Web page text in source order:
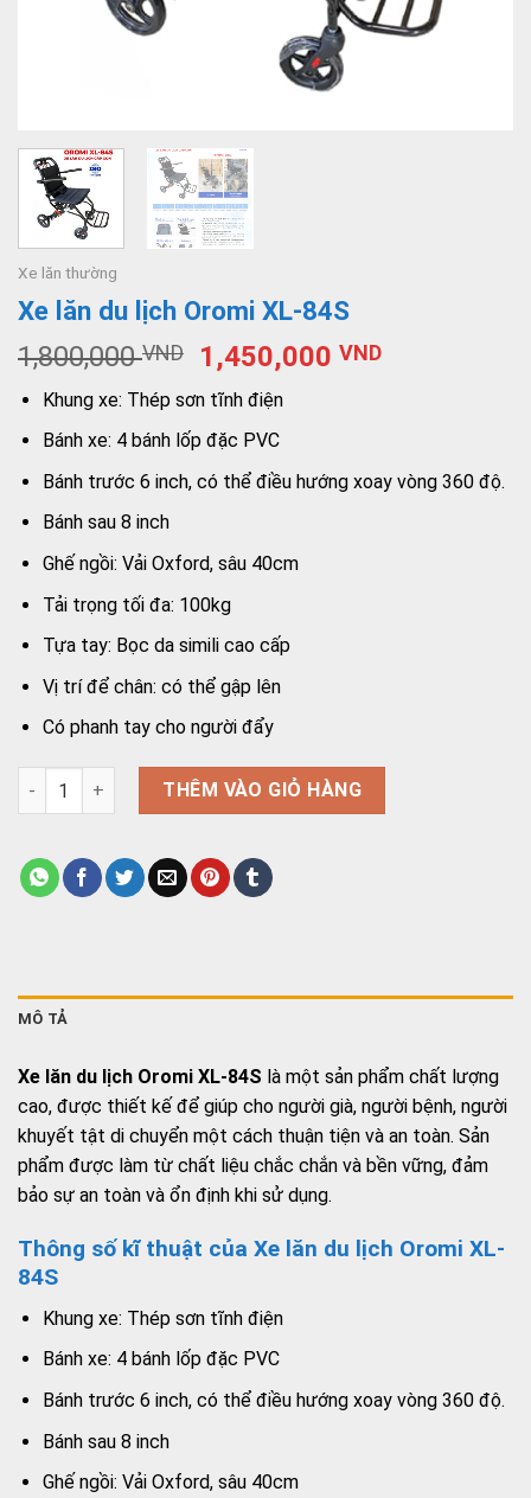
Xe lăn thường
Xe lăn du lịch Oromi XL-84S
1,800,000VND 1,450,000VND
Khung xe: Thép sơn tĩnh điện
Bánh xe: 4 bánh lốp đặc PVC
Bánh trước 6 inch, có thể điều hướng xoay vòng 360 độ.
Bánh sau 8 inch
Ghế ngồi: Vải Oxford, sâu 40cm
Tải trọng tối đa: 100kg
Tựa tay: Bọc da simili cao cấp
Vị trí để chân: có thể gập lên
Có phanh tay cho người đẩy
Xe lăn du lịch Oromi XL-84S số lượng
THÊM VÀO GIỎ HÀNG
MÔ TẢ
Xe lăn du lịch Oromi XL-84S là một sản phẩm chất lượng
cao, được thiết kế để giúp cho người già, người bệnh, người
khuyết tật di chuyển một cách thuận tiện và an toàn. Sản
phẩm được làm từ chất liệu chắc chắn và bền vững, đảm
bảo sự an toàn và ổn định khi sử dụng.
Thông số kĩ thuật của Xe lăn du lịch Oromi XL-
84S
Khung xe: Thép sơn tĩnh điện
Bánh xe: 4 bánh lốp đặc PVC
Bánh trước 6 inch, có thể điều hướng xoay vòng 360 độ.
Bánh sau 8 inch
Ghế ngồi: Vải Oxford, sâu 40cm